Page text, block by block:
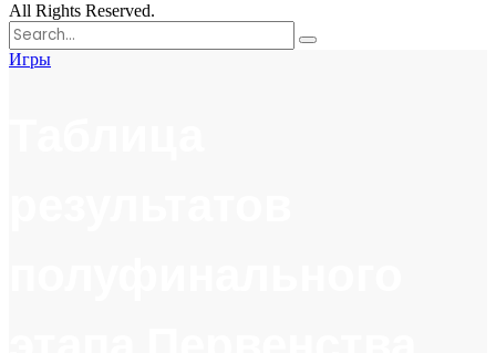
All Rights Reserved.
Поиск
for:
Игры